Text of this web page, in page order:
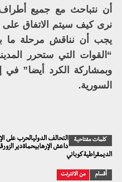
أن نتباحث مع جميع
نرى كيف سيتم الاتفاق على
يجب أن نناقش مرحلة ما
“القوات التي ستحرر
وبمشاركة الكرد أيضا” في
السورية.
كلمات مفتاحية
التحالف الدوليالحرب على
داعش الإرهابيحماةدير
الديمقراطيةكوباني
أقسام من الانترنت